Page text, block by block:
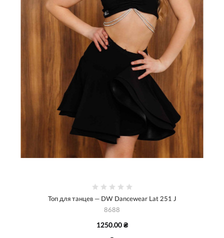
Топ для танцев — DW Dancewear Lat 251 J
8688
1250.00 ₴